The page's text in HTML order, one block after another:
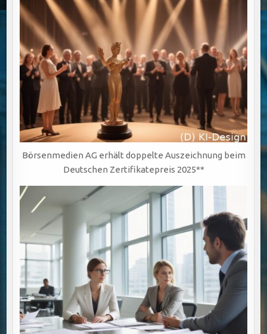
Börsenmedien AG erhält doppelte Auszeichnung beim
Deutschen Zertifikatepreis 2025**